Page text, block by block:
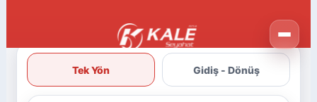
Tek Yön Gidiş - Dönüş